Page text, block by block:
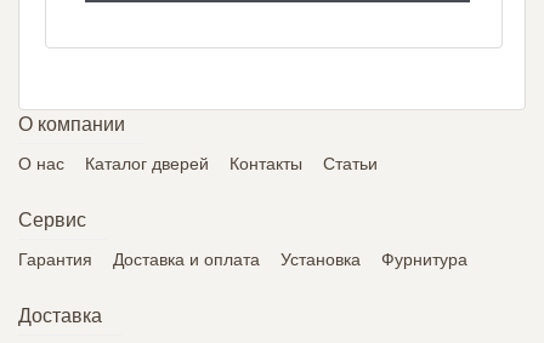
О компании
О нас Каталог дверей Контакты Статьи
Сервис
Гарантия Доставка и оплата Установка Фурнитура
Доставка